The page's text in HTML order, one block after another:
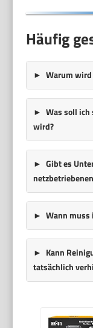
Häufig
Warum
Was soll
wird?
Gibt es
Wann muss
Kann
tatsächlich